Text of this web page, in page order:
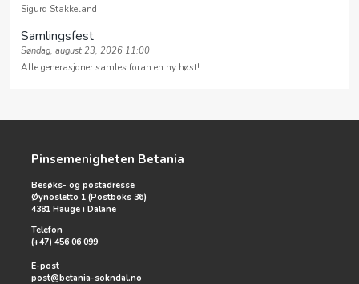
Sigurd Stakkeland
Samlingsfest
Søndag, august 23, 2026 11:00
Alle generasjoner samles foran en ny høst!
Pinsemenigheten Betania
Besøks- og postadresse
Øynosletto 1 (Postboks 36)
4381 Hauge i Dalane
Telefon
(+47) 456 06 099
E-post
post@betania-sokndal.no